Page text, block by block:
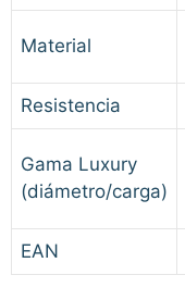
Material
Resistencia
Gama Luxury
(diámetro/carga)
EAN